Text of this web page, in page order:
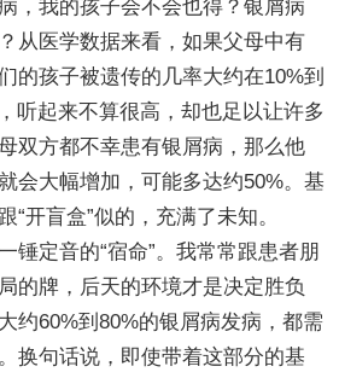
，我的孩子会不会也得？银屑病
从医学数据来看，如果父母中有
的孩子被遗传的几率大约在10%到
听起来不算很高，却也足以让许多
双方都不幸患有银屑病，那么他
会大幅增加，可能多达约50%。基
“开盲盒”似的，充满了未知。
锤定音的“宿命”。我常常跟患者朋
的牌，后天的环境才是决定胜负
约60%到80%的银屑病发病，都需
换句话说，即使带着这部分的基